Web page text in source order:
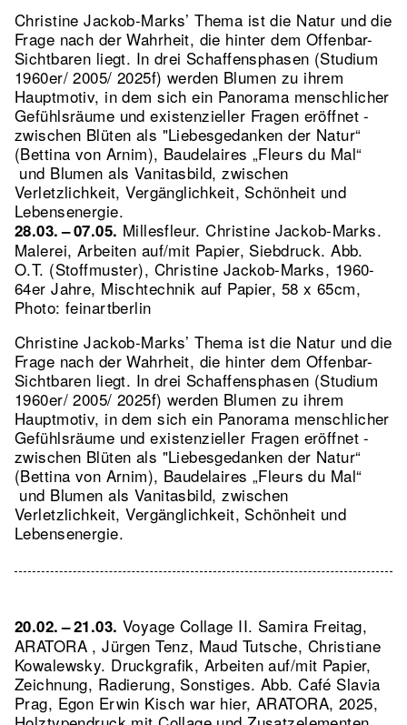
Christine Jackob-Marks’ Thema ist die Natur und die
Frage nach der Wahrheit, die hinter dem Offenbar-
Sichtbaren liegt. In drei Schaffensphasen (Studium
1960er/ 2005/ 2025f) werden Blumen zu ihrem
Hauptmotiv, in dem sich ein Panorama menschlicher
Gefühlsräume und existenzieller Fragen eröffnet -
zwischen Blüten als "Liebesgedanken der Natur“
(Bettina von Arnim), Baudelaires „Fleurs du Mal“
und Blumen als Vanitasbild, zwischen
Verletzlichkeit, Vergänglichkeit, Schönheit und
Lebensenergie.
28.03. – 07.05. Millesfleur. Christine Jackob-Marks.
Malerei, Arbeiten auf/mit Papier, Siebdruck.Abb.
O.T. (Stoffmuster), Christine Jackob-Marks, 1960-
64er Jahre, Mischtechnik auf Papier, 58 x 65cm,
Photo: feinartberlin
Christine Jackob-Marks’ Thema ist die Natur und die
Frage nach der Wahrheit, die hinter dem Offenbar-
Sichtbaren liegt. In drei Schaffensphasen (Studium
1960er/ 2005/ 2025f) werden Blumen zu ihrem
Hauptmotiv, in dem sich ein Panorama menschlicher
Gefühlsräume und existenzieller Fragen eröffnet -
zwischen Blüten als "Liebesgedanken der Natur“
(Bettina von Arnim), Baudelaires „Fleurs du Mal“
und Blumen als Vanitasbild, zwischen
Verletzlichkeit, Vergänglichkeit, Schönheit und
Lebensenergie.
20.02. – 21.03. Voyage Collage II. Samira Freitag,
ARATORA , Jürgen Tenz, Maud Tutsche, Christiane
Kowalewsky. Druckgrafik, Arbeiten auf/mit Papier,
Zeichnung, Radierung, Sonstiges.Abb. Café Slavia
Prag, Egon Erwin Kisch war hier, ARATORA, 2025,